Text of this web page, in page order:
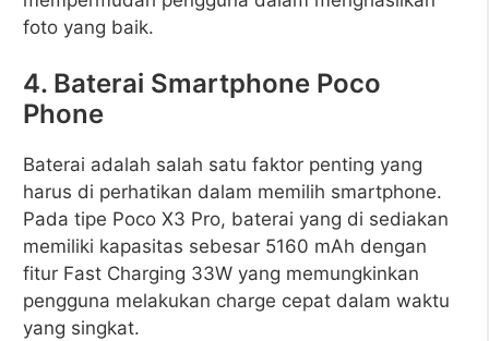
foto yang baik.
4. Baterai Smartphone Poco
Phone
Baterai adalah salah satu faktor penting yang
harus di perhatikan dalam memilih smartphone.
Pada tipe Poco X3 Pro, baterai yang di sediakan
memiliki kapasitas sebesar 5160 mAh dengan
fitur Fast Charging 33W yang memungkinkan
pengguna melakukan charge cepat dalam waktu
yang singkat.